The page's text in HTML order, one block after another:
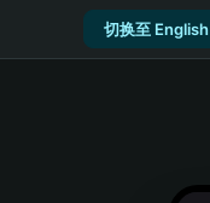
切换至 English